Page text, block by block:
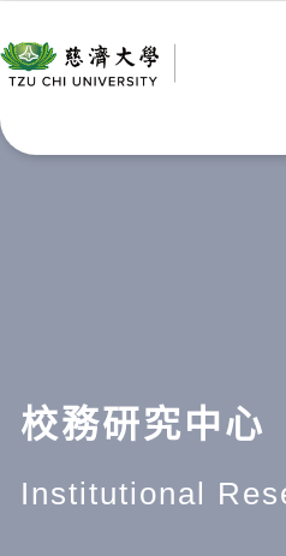
至
主
內
容
校務研究中心
Institutional